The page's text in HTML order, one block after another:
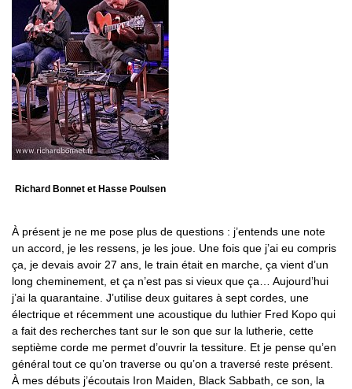
Richard Bonnet et Hasse Poulsen
À présent je ne me pose plus de questions : j’entends une note
un accord, je les ressens, je les joue. Une fois que j’ai eu compris
ça, je devais avoir 27 ans, le train était en marche, ça vient d’un
long cheminement, et ça n’est pas si vieux que ça… Aujourd’hui
j’ai la quarantaine. J’utilise deux guitares à sept cordes, une
électrique et récemment une acoustique du luthier Fred Kopo qui
a fait des recherches tant sur le son que sur la lutherie, cette
septième corde me permet d’ouvrir la tessiture. Et je pense qu’en
général tout ce qu’on traverse ou qu’on a traversé reste présent.
À mes débuts j’écoutais Iron Maiden, Black Sabbath, ce son, la